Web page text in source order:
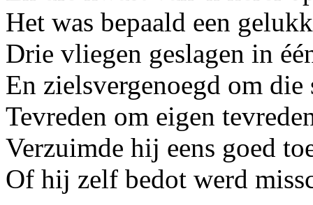
Het was bepaald een
Drie vliegen geslagen in
En zielsvergenoegd om
Tevreden om eigen
Verzuimde hij eens goed
Of hij zelf bedot werd